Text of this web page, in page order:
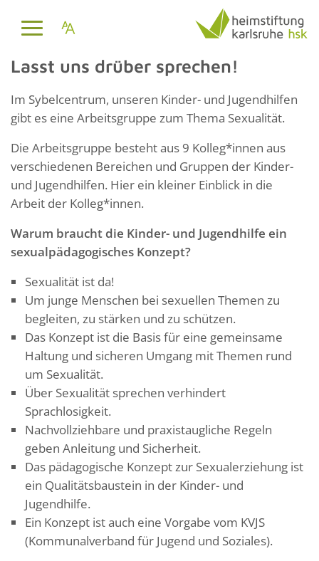
Lasst uns drüber sprechen!
Im Sybelcentrum, unseren Kinder- und Jugendhilfen
gibt es eine Arbeitsgruppe zum Thema Sexualität.
Die Arbeitsgruppe besteht aus 9 Kolleg*innen aus
verschiedenen Bereichen und Gruppen der Kinder-
und Jugendhilfen. Hier ein kleiner Einblick in die
Arbeit der Kolleg*innen.
Warum braucht die Kinder- und Jugendhilfe ein
sexualpädagogisches Konzept?
Sexualität ist da!
Um junge Menschen bei sexuellen Themen zu
begleiten, zu stärken und zu schützen.
Das Konzept ist die Basis für eine gemeinsame
Haltung und sicheren Umgang mit Themen rund
um Sexualität.
Über Sexualität sprechen verhindert
Sprachlosigkeit.
Nachvollziehbare und praxistaugliche Regeln
geben Anleitung und Sicherheit.
Das pädagogische Konzept zur Sexualerziehung ist
ein Qualitätsbaustein in der Kinder- und
Jugendhilfe.
Ein Konzept ist auch eine Vorgabe vom KVJS
(Kommunalverband für Jugend und Soziales).